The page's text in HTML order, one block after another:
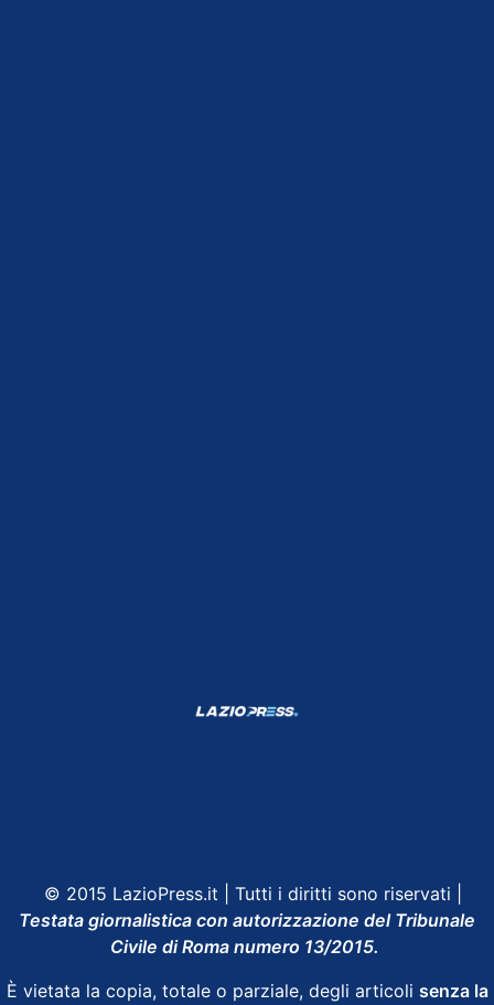
© 2015 LazioPress.it | Tutti i diritti sono riservati |
Testata giornalistica con autorizzazione del Tribunale
Civile di Roma numero 13/2015.
È vietata la copia, totale o parziale, degli articoli senza la